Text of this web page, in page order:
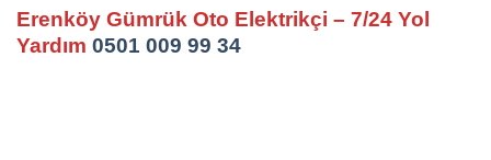
Erenköy Gümrük Oto Elektrikçi – 7/24 Yol
Yardım 0501 009 99 34